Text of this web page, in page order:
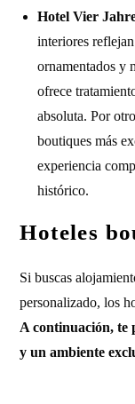
Hotel Vier
interiores
ornamentados y
ofrece
absoluta. Por
boutiques más
experiencia
histórico.
Hoteles
Si buscas
personalizado, los
A continuación, te
y un ambiente